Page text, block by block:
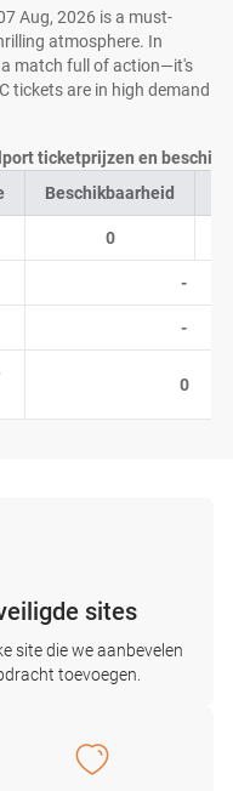
Aug, 2026 is a must-
atmosphere. In
match full of action—it's
tickets are in high demand
Beschikbaarheid
0
-
-
0
ticketprijzen en
sites
site die we aanbevelen
toevoegen.